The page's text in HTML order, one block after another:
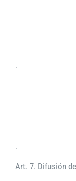
.
.
Art. 7. Difusión